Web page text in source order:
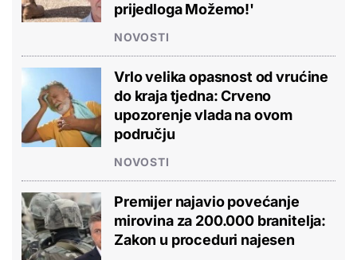
prijedloga Možemo!'
NOVOSTI
Vrlo velika opasnost od vrućine
do kraja tjedna: Crveno
upozorenje vlada na ovom
području
NOVOSTI
Premijer najavio povećanje
mirovina za 200.000 branitelja:
Zakon u proceduri najesen